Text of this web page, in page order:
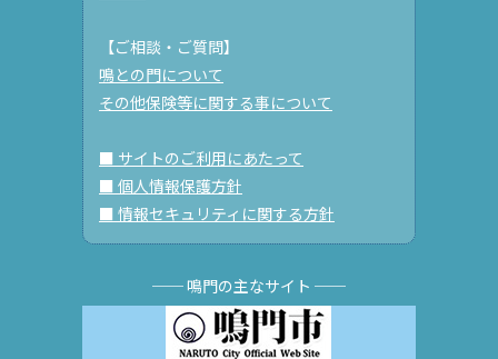
【ご相談・ご質問】
鳴との門について
その他保険等に関する事について
■ サイトのご利用にあたって
■ 個人情報保護方針
■ 情報セキュリティに関する方針
── 鳴門の主なサイト ──